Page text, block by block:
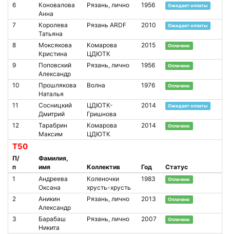
6
Коновалова
Анна
Рязань, лично 1956 Ожидает оплаты
7
Королева
Татьяна
Рязань ARDF 2010 Ожидает оплаты
8
Моксякова
Кристина
Комарова
ЦДЮТК
2015 Оплачено
9
Поповский
Александр
Рязань, лично 1956 Оплачено
10
Прошлякова
Наталья
Волна 1976 Оплачено
11
Сосницкий
Дмитрий
ЦДЮТК-
Гришнова
2014 Ожидает оплаты
12
Тарабрин
Максим
Комарова
ЦДЮТК
2014 Оплачено
Т50
П/
п
Фамилия,
имя
Коллектив Год
Статус
1
Андреева
Оксана
Коленочки
хрусть-хрусть
1983 Оплачено
2
Аникин
Александр
Рязань, лично 2013 Оплачено
3
Барабаш
Никита
Рязань, лично 2007 Оплачено